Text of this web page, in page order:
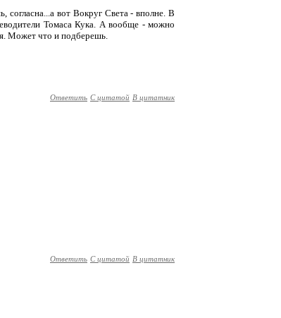
согласна...а вот Вокруг Света - вполне. В
Томаса Кука. А вообще - можно
Может что и подберешь.
Ответить С цитатой В цитатник
Ответить С цитатой В цитатник